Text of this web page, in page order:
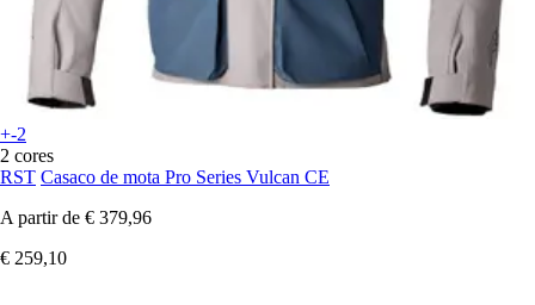
+-2
2 cores
RST Casaco de mota Pro Series Vulcan CE
A partir de € 379,96
€ 259,10